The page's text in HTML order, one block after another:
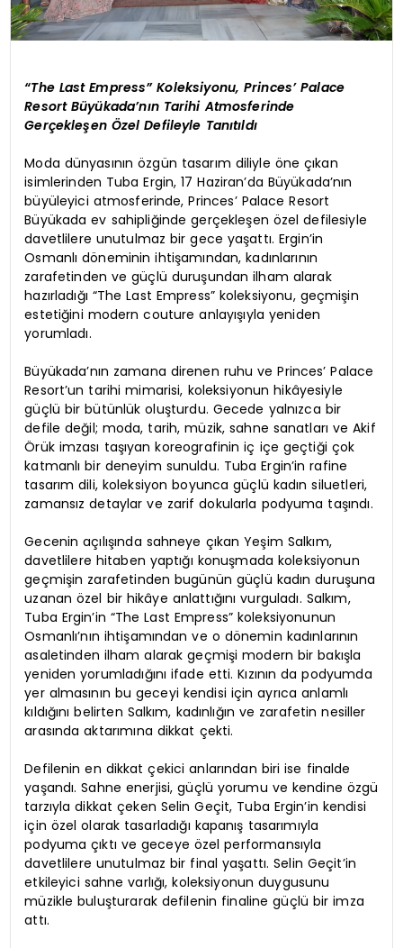
“The Last Empress” Koleksiyonu, Princes’ Palace
Resort Büyükada’nın Tarihi Atmosferinde
Gerçekleşen Özel Defileyle Tanıtıldı
Moda dünyasının özgün tasarım diliyle öne çıkan
isimlerinden Tuba Ergin, 17 Haziran’da Büyükada’nın
büyüleyici atmosferinde, Princes’ Palace Resort
Büyükada ev sahipliğinde gerçekleşen özel defilesiyle
davetlilere unutulmaz bir gece yaşattı. Ergin’in
Osmanlı döneminin ihtişamından, kadınlarının
zarafetinden ve güçlü duruşundan ilham alarak
hazırladığı “The Last Empress” koleksiyonu, geçmişin
estetiğini modern couture anlayışıyla yeniden
yorumladı.
Büyükada’nın zamana direnen ruhu ve Princes’ Palace
Resort’un tarihi mimarisi, koleksiyonun hikâyesiyle
güçlü bir bütünlük oluşturdu. Gecede yalnızca bir
defile değil; moda, tarih, müzik, sahne sanatları ve Akif
Örük imzası taşıyan koreografinin iç içe geçtiği çok
katmanlı bir deneyim sunuldu. Tuba Ergin’in rafine
tasarım dili, koleksiyon boyunca güçlü kadın siluetleri,
zamansız detaylar ve zarif dokularla podyuma taşındı.
Gecenin açılışında sahneye çıkan Yeşim Salkım,
davetlilere hitaben yaptığı konuşmada koleksiyonun
geçmişin zarafetinden bugünün güçlü kadın duruşuna
uzanan özel bir hikâye anlattığını vurguladı. Salkım,
Tuba Ergin’in “The Last Empress” koleksiyonunun
Osmanlı’nın ihtişamından ve o dönemin kadınlarının
asaletinden ilham alarak geçmişi modern bir bakışla
yeniden yorumladığını ifade etti. Kızının da podyumda
yer almasının bu geceyi kendisi için ayrıca anlamlı
kıldığını belirten Salkım, kadınlığın ve zarafetin nesiller
arasında aktarımına dikkat çekti.
Defilenin en dikkat çekici anlarından biri ise finalde
yaşandı. Sahne enerjisi, güçlü yorumu ve kendine özgü
tarzıyla dikkat çeken Selin Geçit, Tuba Ergin’in kendisi
için özel olarak tasarladığı kapanış tasarımıyla
podyuma çıktı ve geceye özel performansıyla
davetlilere unutulmaz bir final yaşattı. Selin Geçit’in
etkileyici sahne varlığı, koleksiyonun duygusunu
müzikle buluşturarak defilenin finaline güçlü bir imza
attı.